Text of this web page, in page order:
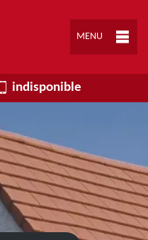
MENU
indisponible